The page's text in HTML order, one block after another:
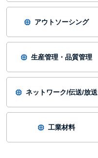
アウトソーシング
生産管理・品質管理
ネットワーク/伝送/放送
工業材料